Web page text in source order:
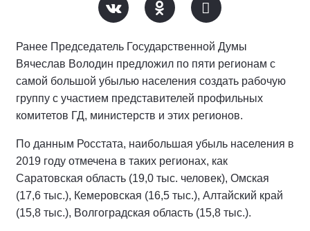
Ранее Председатель Государственной Думы
Вячеслав Володин предложил по пяти регионам с
самой большой убылью населения создать рабочую
группу с участием представителей профильных
комитетов ГД, министерств и этих регионов.
По данным Росстата, наибольшая убыль населения в
2019 году отмечена в таких регионах, как
Саратовская область (19,0 тыс. человек), Омская
(17,6 тыс.), Кемеровская (16,5 тыс.), Алтайский край
(15,8 тыс.), Волгоградская область (15,8 тыс.).